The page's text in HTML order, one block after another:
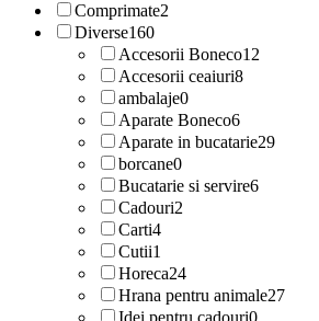
Comprimate2
Diverse160
Accesorii Boneco12
Accesorii ceaiuri8
ambalaje0
Aparate Boneco6
Aparate in bucatarie29
borcane0
Bucatarie si servire6
Cadouri2
Carti4
Cutii1
Horeca24
Hrana pentru animale27